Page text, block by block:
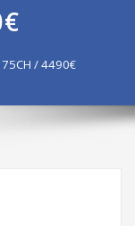
/ 4490€